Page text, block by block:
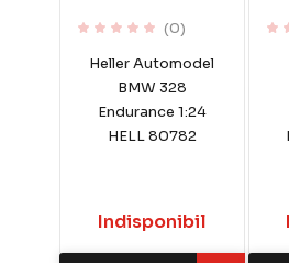
(0)
Heller Automodel
BMW 328
Endurance 1:24
HELL 80782
Indisponibil